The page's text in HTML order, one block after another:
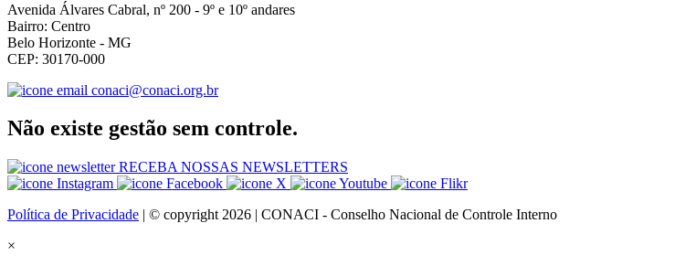
Avenida Álvares Cabral, nº 200 - 9º e 10º andares
Bairro: Centro
Belo Horizonte - MG
CEP: 30170-000
conaci@conaci.org.br
Não existe gestão sem controle.
RECEBA NOSSAS NEWSLETTERS
Política de Privacidade | © copyright 2026 | CONACI - Conselho Nacional de Controle Interno
×